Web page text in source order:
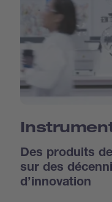
Des produits
sur des
d’innovation